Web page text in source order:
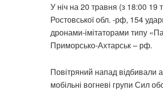
У ніч на 20 травня (з 18:00 19
Ростовської обл. -рф, 154
дронами-імітаторами типу
Приморсько-Ахтарськ – рф.
Повітряний напад відбивали
мобільні вогневі групи Сил